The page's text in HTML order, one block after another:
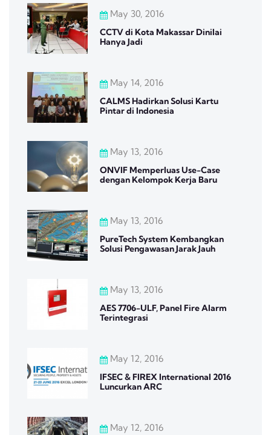
May 30, 2016
CCTV di Kota Makassar Dinilai
Hanya Jadi
May 14, 2016
CALMS Hadirkan Solusi Kartu
Pintar di Indonesia
May 13, 2016
ONVIF Memperluas Use-Case
dengan Kelompok Kerja Baru
May 13, 2016
PureTech System Kembangkan
Solusi Pengawasan Jarak Jauh
May 13, 2016
AES 7706-ULF, Panel Fire Alarm
Terintegrasi
May 12, 2016
IFSEC & FIREX International 2016
Luncurkan ARC
May 12, 2016